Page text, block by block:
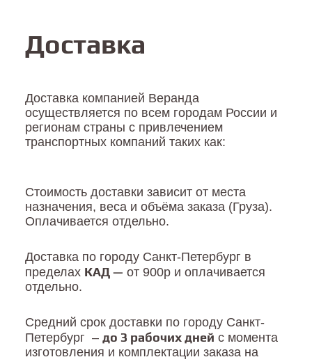
Доставка
Доставка компанией Веранда
осуществляется по всем городам России и
регионам страны с привлечением
транспортных компаний таких как:
Стоимость доставки зависит от места
назначения, веса и объёма заказа (Груза).
Оплачиваетcя отдельно.
Доставка по городу Санкт-Петербург в
пределах КАД — от 900р и оплачивается
отдельно.
Средний срок доставки по городу Санкт-
Петербург – до 3 рабочих дней с момента
изготовления и комплектации заказа на